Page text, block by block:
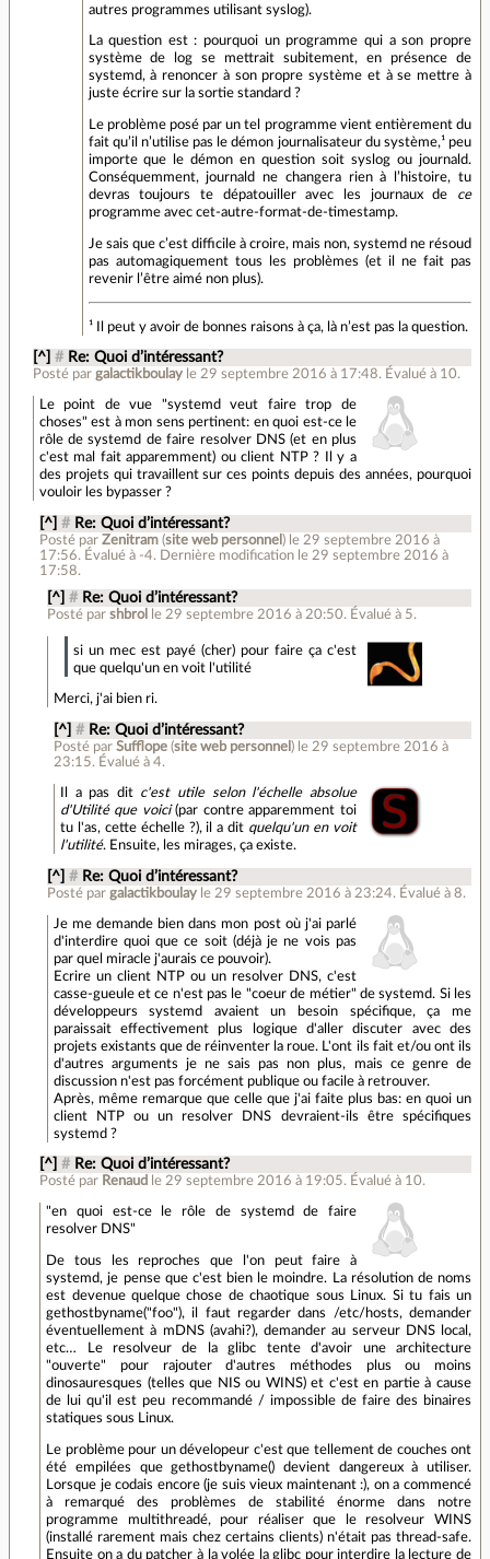
autres programmes utilisant syslog).
La question est : pourquoi un programme qui a son propre
système de log se mettrait subitement, en présence de
systemd, à renoncer à son propre système et à se mettre à
juste écrire sur la sortie standard ?
Le problème posé par un tel programme vient entièrement du
fait qu’il n’utilise pas le démon journalisateur du système,¹ peu
importe que le démon en question soit syslog ou journald.
Conséquemment, journald ne changera rien à l’histoire, tu
devras toujours te dépatouiller avec les journaux de ce
programme avec cet-autre-format-de-timestamp.
Je sais que c’est difficile à croire, mais non, systemd ne résoud
pas automagiquement tous les problèmes (et il ne fait pas
revenir l’être aimé non plus).
¹ Il peut y avoir de bonnes raisons à ça, là n’est pas la question.
[^] # Re: Quoi d’intéressant?
Posté par galactikboulay le 29 septembre 2016 à 17:48. Évalué à 10.
Le point de vue "systemd veut faire trop de
choses" est à mon sens pertinent: en quoi est-ce le
rôle de systemd de faire resolver DNS (et en plus
c'est mal fait apparemment) ou client NTP ? Il y a
des projets qui travaillent sur ces points depuis des années, pourquoi
vouloir les bypasser ?
[^] # Re: Quoi d’intéressant?
Posté parZenitram (site web personnel ) le 29 septembre 2016 à
17:56. Évalué à -4. Dernière modification le 29 septembre 2016 à
17:58.
[^] # Re: Quoi d’intéressant?
Posté par shbrol le 29 septembre 2016 à 20:50. Évalué à 5.
si un mec est payé (cher) pour faire ça c'est
que quelqu'un en voit l'utilité
Merci, j'ai bien ri.
[^] # Re: Quoi d’intéressant?
Posté par Sufflope(site web personnel ) le 29 septembre 2016 à
23:15. Évalué à 4.
Il a pas dit c'est utile selon l'échelle absolue
d'Utilité que voici(par contre apparemment toi
tu l'as, cette échelle ?), il a dit quelqu'un en voit
l'utilité. Ensuite, les mirages, ça existe.
[^] # Re: Quoi d’intéressant?
Posté par galactikboulay le 29 septembre 2016 à 23:24. Évalué à 8.
Je me demande bien dans mon post où j'ai parlé
d'interdire quoi que ce soit (déjà je ne vois pas
par quel miracle j'aurais ce pouvoir).
Ecrire un client NTP ou un resolver DNS, c'est
casse-gueule et ce n'est pas le "coeur de métier" de systemd. Si les
développeurs systemd avaient un besoin spécifique, ça me
paraissait effectivement plus logique d'aller discuter avec des
projets existants que de réinventer la roue. L'ont ils fait et/ou ont ils
d'autres arguments je ne sais pas non plus, mais ce genre de
discussion n'est pas forcément publique ou facile à retrouver.
Après, même remarque que celle que j'ai faite plus bas: en quoi un
client NTP ou un resolver DNS devraient-ils être spécifiques
systemd ?
[^] # Re: Quoi d’intéressant?
Posté par Renaud le 29 septembre 2016 à 19:05. Évalué à 10.
"en quoi est-ce le rôle de systemd de faire
resolver DNS"
De tous les reproches que l'on peut faire à
systemd, je pense que c'est bien le moindre. La résolution de noms
est devenue quelque chose de chaotique sous Linux. Si tu fais un
gethostbyname("foo"), il faut regarder dans /etc/hosts, demander
éventuellement à mDNS (avahi?), demander au serveur DNS local,
etc… Le resolveur de la glibc tente d'avoir une architecture
"ouverte" pour rajouter d'autres méthodes plus ou moins
dinosauresques (telles que NIS ou WINS) et c'est en partie à cause
de lui qu'il est peu recommandé / impossible de faire des binaires
statiques sous Linux.
Le problème pour un dévelopeur c'est que tellement de couches ont
été empilées que gethostbyname() devient dangereux à utiliser.
Lorsque je codais encore (je suis vieux maintenant :), on a commencé
à remarqué des problèmes de stabilité énorme dans notre
programme multithreadé, pour réaliser que le resolveur WINS
(installé rarement mais chez certains clients) n'était pas thread-safe.
Ensuite on a du patcher à la volée la glibc pour interdire la lecture de